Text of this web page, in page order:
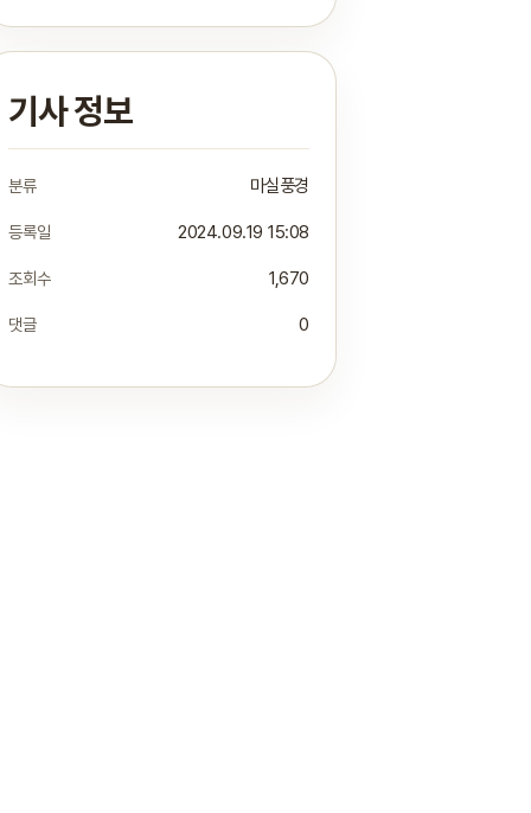
기사 정보
분류 마실풍경
등록일 2024.09.19 15:08
조회수 1,670
댓글 0